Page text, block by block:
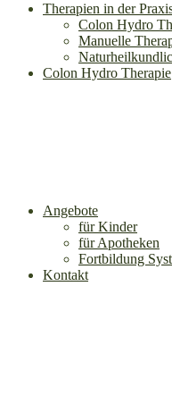
Therapien in der
Colon Hydro
Manuelle
Colon Hydro Therapie
Angebote
für Kinder
für Apotheken
Fortbildung
Kontakt